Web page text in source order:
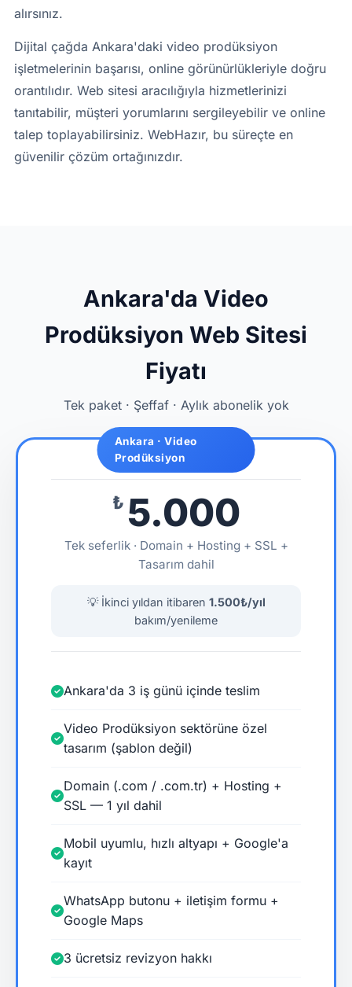
alırsınız.
Dijital çağda Ankara'daki video prodüksiyon
işletmelerinin başarısı, online görünürlükleriyle doğru
orantılıdır. Web sitesi aracılığıyla hizmetlerinizi
tanıtabilir, müşteri yorumlarını sergileyebilir ve online
talep toplayabilirsiniz. WebHazır, bu süreçte en
güvenilir çözüm ortağınızdır.
Ankara'da Video
Prodüksiyon Web Sitesi
Fiyatı
Tek paket · Şeffaf · Aylık abonelik yok
Ankara · Video
Prodüksiyon
₺ 5.000
Tek seferlik · Domain + Hosting + SSL +
Tasarım dahil
💡 İkinci yıldan itibaren 1.500₺/yıl
bakım/yenileme
Ankara'da 3 iş günü içinde teslim
Video Prodüksiyon sektörüne özel
tasarım (şablon değil)
Domain (.com / .com.tr) + Hosting +
SSL — 1 yıl dahil
Mobil uyumlu, hızlı altyapı + Google'a
kayıt
WhatsApp butonu + iletişim formu +
Google Maps
3 ücretsiz revizyon hakkı